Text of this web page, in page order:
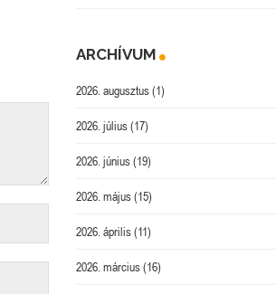
ARCHÍVUM
2026. augusztus(1)
2026. július(17)
2026. június(19)
2026. május(15)
2026. április(11)
2026. március(16)